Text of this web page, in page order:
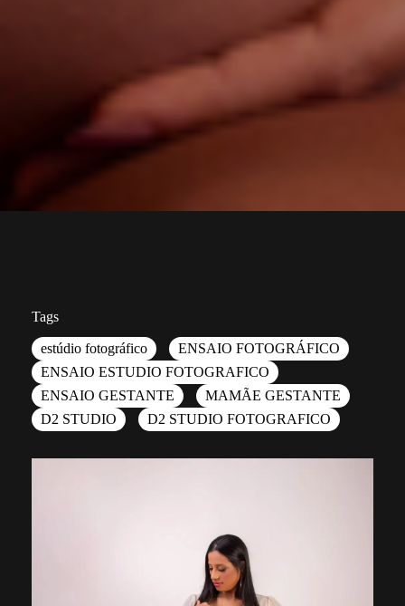
Tags
estúdio fotográfico
ENSAIO FOTOGRÁFICO
ENSAIO ESTUDIO FOTOGRAFICO
ENSAIO GESTANTE
MAMÃE GESTANTE
D2 STUDIO
D2 STUDIO FOTOGRAFICO